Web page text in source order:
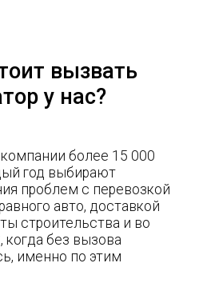
вызвать
у нас?
более 15 000
год выбирают
проблем с перевозкой
авто, доставкой
строительства и во
когда без вызова
именно по этим